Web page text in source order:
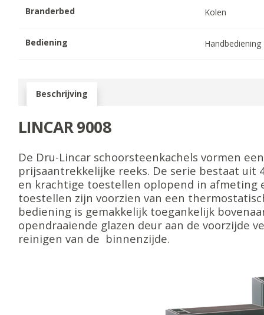
Branderbed Kolen
Bediening Handbediening
Beschrijving
LINCAR 9008
De Dru-Lincar schoorsteenkachels vormen
prijsaantrekkelijke reeks. De serie bestaat uit
en krachtige toestellen oplopend in afmeting
toestellen zijn voorzien van een
bediening is gemakkelijk toegankelijk
opendraaiende glazen deur aan de voorzijde
reinigen van de binnenzijde.